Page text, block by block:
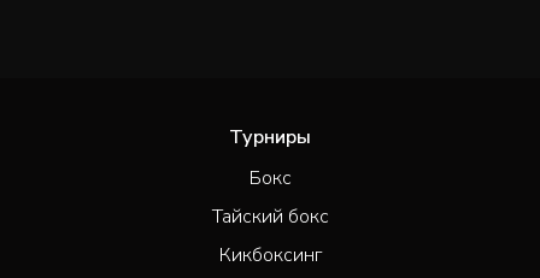
Турниры
Бокс
Тайский бокс
Кикбоксинг